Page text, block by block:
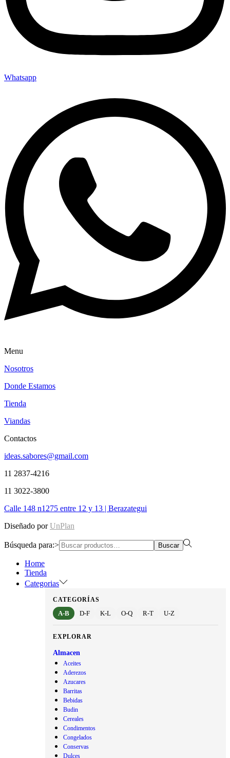
Whatsapp
Menu
Nosotros
Donde Estamos
Tienda
Viandas
Contactos
ideas.sabores@gmail.com
11 2837-4216
11 3022-3800
Calle 148 n1275 entre 12 y 13 | Berazategui
Diseñado porUnPlan
Búsqueda para:> Buscar
Home
Tienda
Categorias
CATEGORÍAS
A-B D-F K-L O-Q R-T U-Z
EXPLORAR
Almacen
Aceites
Aderezos
Azucares
Barritas
Bebidas
Budin
Cereales
Condimentos
Congelados
Conservas
Dulces